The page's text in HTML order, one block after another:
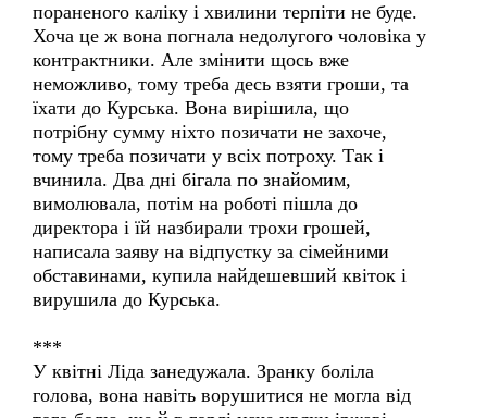
пораненого каліку і хвилини терпіти не буде.
Хоча це ж вона погнала недолугого чоловіка у
контрактники. Але змінити щось вже
неможливо, тому треба десь взяти гроши, та
їхати до Курська. Вона вирішила, що
потрібну сумму ніхто позичати не захоче,
тому треба позичати у всіх потроху. Так і
вчинила. Два дні бігала по знайомим,
вимолювала, потім на роботі пішла до
директора і їй назбирали трохи грошей,
написала заяву на відпустку за сімейними
обставинами, купила найдешевший квіток і
вирушила до Курська.
***
У квітні Ліда занедужала. Зранку боліла
голова, вона навіть ворушитися не могла від